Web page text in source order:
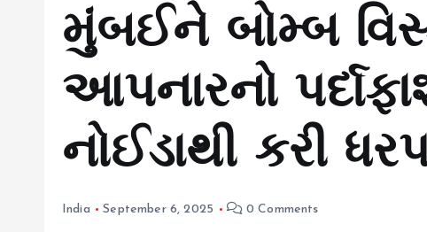
મુંબઈને બોમ્બ
આપનારનો
નોઈડાથી કરી
India September 6, 2025 0 Comments